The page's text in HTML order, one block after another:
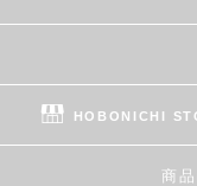
HOBONICHI
商